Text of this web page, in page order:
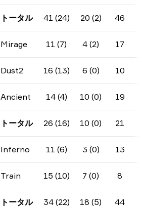
トータル 41 (24) 20 (2) 46
Mirage 11 (7) 4 (2) 17
Dust2 16 (13) 6 (0) 10
Ancient 14 (4) 10 (0) 19
トータル 26 (16) 10 (0) 21
Inferno 11 (6) 3 (0) 13
Train 15 (10) 7 (0) 8
トータル 34 (22) 18 (5) 44